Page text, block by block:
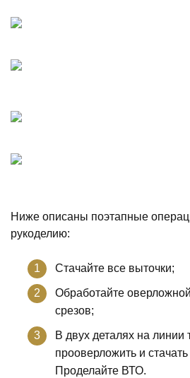
Ниже описаны поэтапные
рукоделию:
Стачайте все выточки;
Обработайте
срезов;
В двух деталях на линии
прооверложить и
Проделайте ВТО.